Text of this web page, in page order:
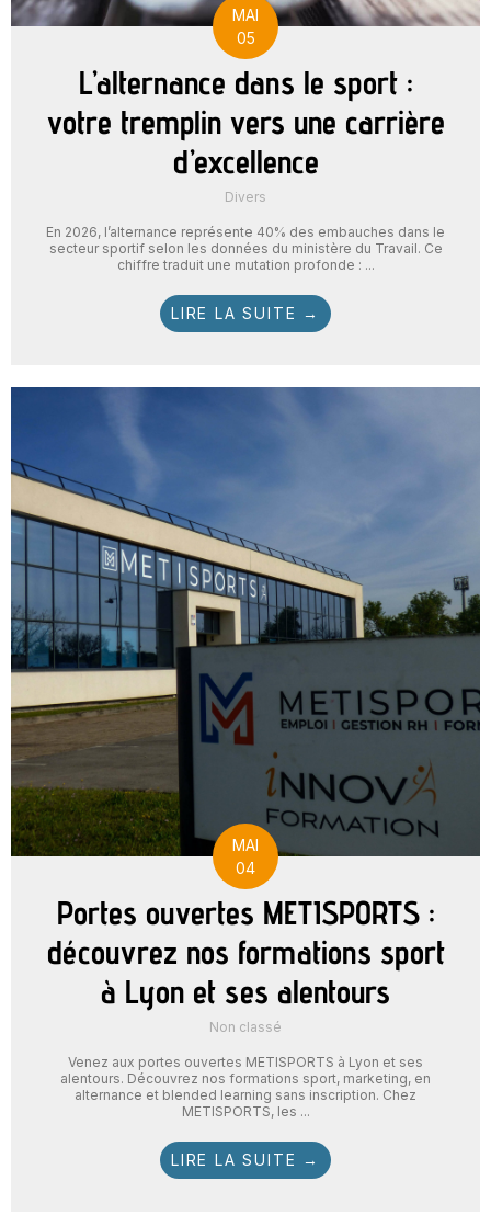
MAI
05
L’alternance dans le sport :
votre tremplin vers une carrière
d’excellence
Divers
En 2026, l’alternance représente 40% des embauches dans le
secteur sportif selon les données du ministère du Travail. Ce
chiffre traduit une mutation profonde : ...
LIRE LA SUITE →
MAI
04
Portes ouvertes METISPORTS :
découvrez nos formations sport
à Lyon et ses alentours
Non classé
Venez aux portes ouvertes METISPORTS à Lyon et ses
alentours. Découvrez nos formations sport, marketing, en
alternance et blended learning sans inscription. Chez
METISPORTS, les ...
LIRE LA SUITE →